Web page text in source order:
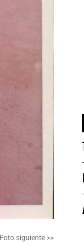
Foto siguiente >>